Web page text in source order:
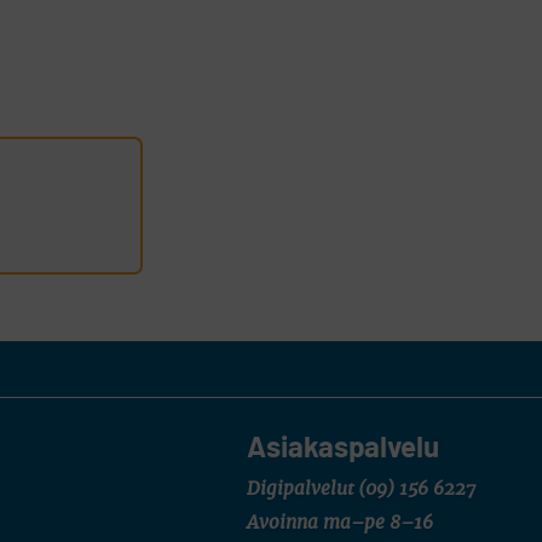
Asiakaspalvelu
Digipalvelut (09) 156 6227
Avoinna ma–pe 8–16